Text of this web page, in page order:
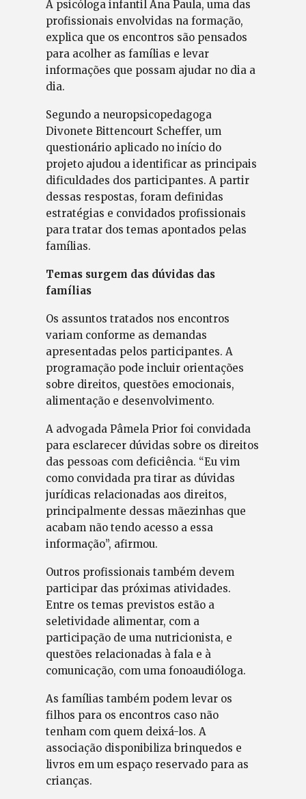
A psicóloga infantil Ana Paula, uma das
profissionais envolvidas na formação,
explica que os encontros são pensados
para acolher as famílias e levar
informações que possam ajudar no dia a
dia.
Segundo a neuropsicopedagoga
Divonete Bittencourt Scheffer, um
questionário aplicado no início do
projeto ajudou a identificar as principais
dificuldades dos participantes. A partir
dessas respostas, foram definidas
estratégias e convidados profissionais
para tratar dos temas apontados pelas
famílias.
Temas surgem das dúvidas das
famílias
Os assuntos tratados nos encontros
variam conforme as demandas
apresentadas pelos participantes. A
programação pode incluir orientações
sobre direitos, questões emocionais,
alimentação e desenvolvimento.
A advogada Pâmela Prior foi convidada
para esclarecer dúvidas sobre os direitos
das pessoas com deficiência. “Eu vim
como convidada pra tirar as dúvidas
jurídicas relacionadas aos direitos,
principalmente dessas mãezinhas que
acabam não tendo acesso a essa
informação”, afirmou.
Outros profissionais também devem
participar das próximas atividades.
Entre os temas previstos estão a
seletividade alimentar, com a
participação de uma nutricionista, e
questões relacionadas à fala e à
comunicação, com uma fonoaudióloga.
As famílias também podem levar os
filhos para os encontros caso não
tenham com quem deixá-los. A
associação disponibiliza brinquedos e
livros em um espaço reservado para as
crianças.